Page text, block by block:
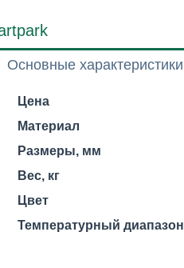
Основные характеристики
Цена
Материал
Размеры, мм
Вес, кг
Цвет
Температурный диапазон